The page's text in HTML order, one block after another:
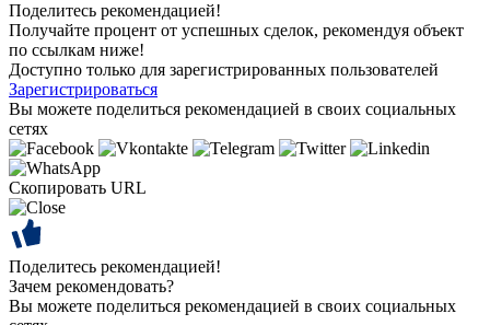
Поделитесь рекомендацией!
Получайте процент от успешных сделок, рекомендуя объект
по ссылкам ниже!
Доступно только для зарегистрированных пользователей
Зарегистрироваться
Вы можете поделиться рекомендацией в своих социальных
сетях
Скопировать URL
Поделитесь рекомендацией!
Зачем рекомендовать?
Вы можете поделиться рекомендацией в своих социальных